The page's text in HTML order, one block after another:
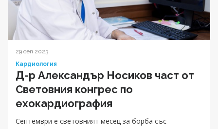
29 сеп 2023
Кардиология
Д-р Александър Носиков част от
Световния конгрес по
ехокардиография
Септември е световният месец за борба със